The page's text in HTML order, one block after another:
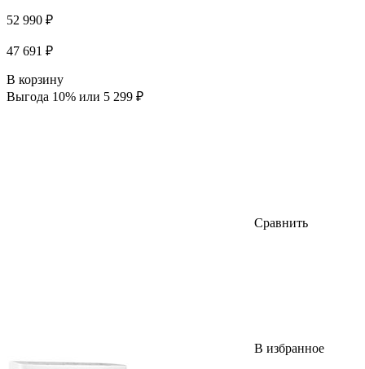
52 990 ₽
47 691 ₽
В корзину
Выгода 10% или 5 299 ₽
Сравнить
В избранное